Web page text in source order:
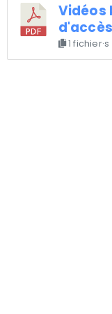
Vidéos
d'accès
1 fichier·s